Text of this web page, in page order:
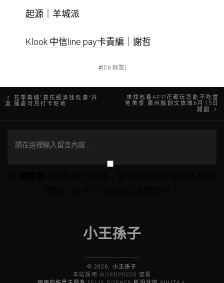
起源｜羊城派
Klook 中信line pay卡責編｜謝哲
#[DB:标签]
文
導
花季黃埔“賞花經濟找包養”升
溫 隨處可見打卡旺地
來找包養APP花都玩怎能不吃當
地美食 廣州融創文旅城6月15日
開園
小王孫子
© 2026, 小王孫子
本站採用 WORDPRESS 建置